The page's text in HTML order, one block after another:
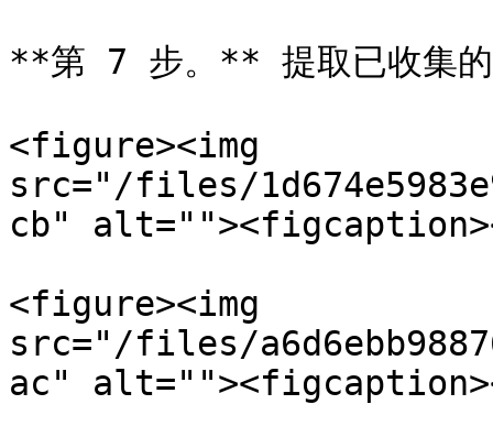
**第 7 步。** 提取已收集的
<figure><img
src="/files/
cb"
<figure><img
src="/files/
ac"